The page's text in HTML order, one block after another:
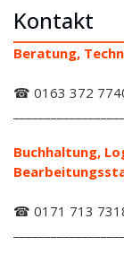
Kontakt
Beratung,
☎ 0163 372
Buchhaltung,
☎ 0171 713